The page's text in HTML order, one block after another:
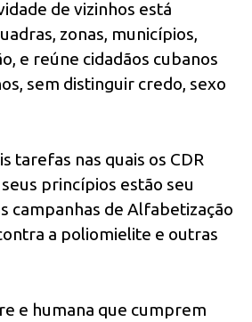
de vizinhos está
zonas, municípios,
e reúne cidadãos cubanos
sem distinguir credo, sexo
tarefas nas quais os CDR
princípios estão seu
campanhas de Alfabetização
a poliomielite e outras
e humana que cumprem